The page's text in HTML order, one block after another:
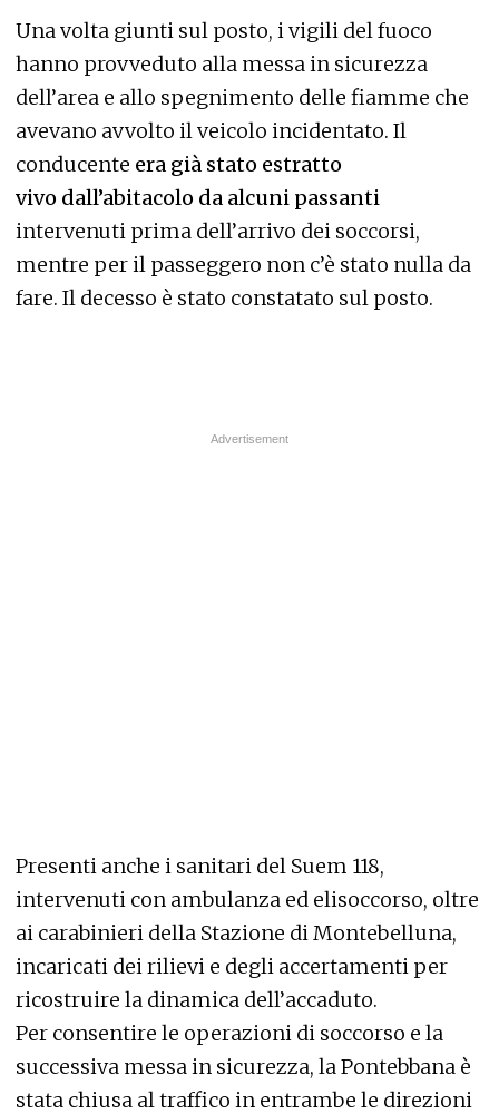
Una volta giunti sul posto, i vigili del fuoco
hanno provveduto alla messa in sicurezza
dell’area e allo spegnimento delle fiamme che
avevano avvolto il veicolo incidentato. Il
conducente era già stato estratto
vivo dall’abitacolo da alcuni passanti
intervenuti prima dell’arrivo dei soccorsi,
mentre per il passeggero non c’è stato nulla da
fare. Il decesso è stato constatato sul posto.
Presenti anche i sanitari del Suem 118,
intervenuti con ambulanza ed elisoccorso, oltre
ai carabinieri della Stazione di Montebelluna,
incaricati dei rilievi e degli accertamenti per
ricostruire la dinamica dell’accaduto.
Per consentire le operazioni di soccorso e la
successiva messa in sicurezza, la Pontebbana è
stata chiusa al traffico in entrambe le direzioni